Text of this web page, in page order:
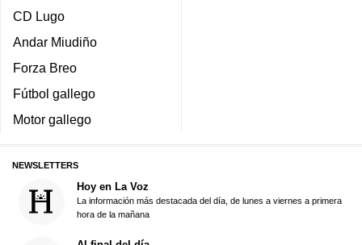
CD Lugo
Andar Miudiño
Forza Breo
Fútbol gallego
Motor gallego
NEWSLETTERS
Hoy en La Voz
La información más destacada del día, de lunes a viernes a primera
hora de la mañana